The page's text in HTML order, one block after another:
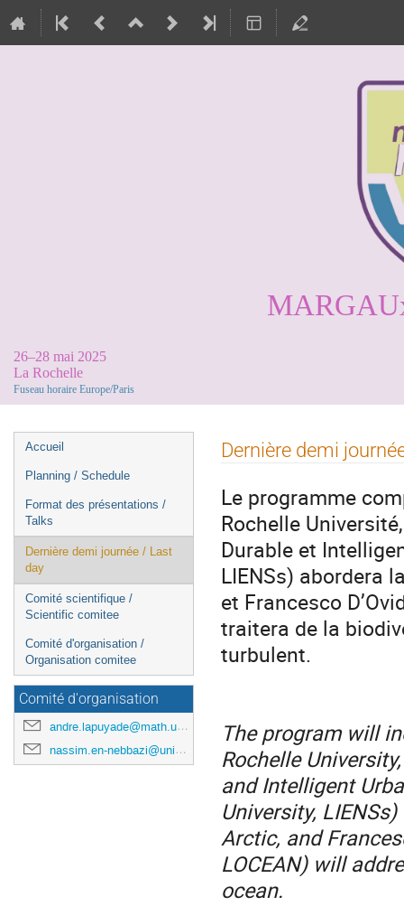
26–28 mai 2025
La Rochelle
Fuseau horaire Europe/Paris
Menu
de
Accueil
Planning / Schedule
Format des présentations /
Talks
Dernière demi journée / Last
day
Comité scientifique /
Scientific comitee
Comité d'organisation /
Organisation comitee
Comité d'organisation
andre.lapuyade@math.univ-poitiers.fr
nassim.en-nebbazi@univ-pau.fr
Dernière demi
Le programme
Rochelle
Durable et
LIENSs) abordera
et Francesco
traitera de la
turbulent.
The program will
Rochelle
and Intelligent
University,
Arctic, and
LOCEAN) will
ocean.